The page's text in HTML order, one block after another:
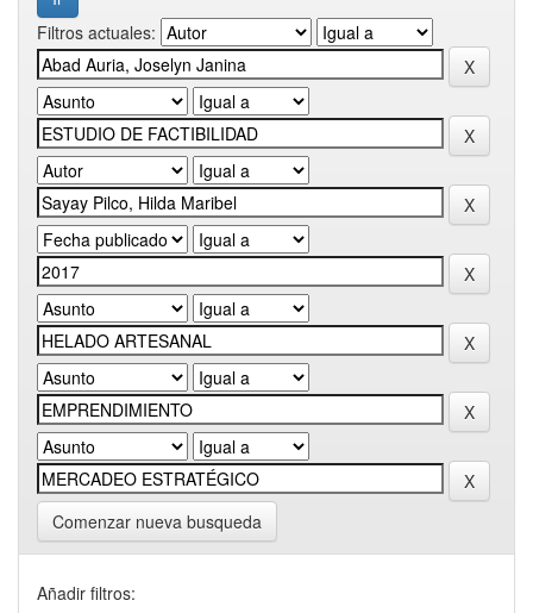
Filtros actuales:
Comenzar nueva busqueda
Añadir filtros: